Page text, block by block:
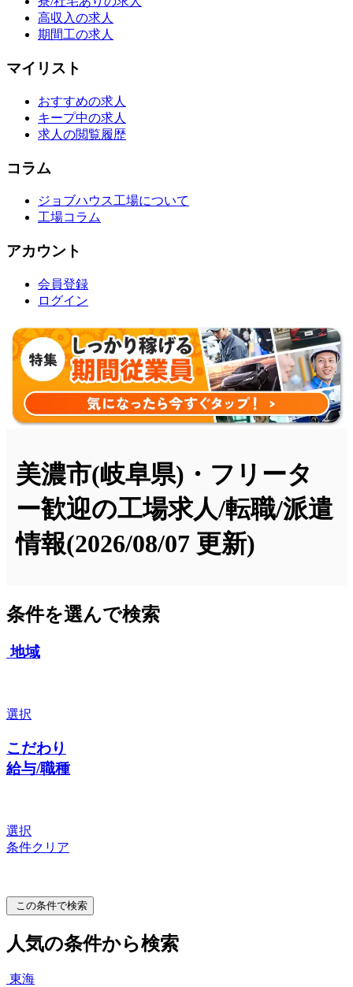
高収入の求人
期間工の求人
マイリスト
おすすめの求人
キープ中の求人
求人の閲覧履歴
コラム
ジョブハウス工場について
工場コラム
アカウント
会員登録
ログイン
美濃市(岐阜県)・フリータ
ー歓迎の工場求人/転職/派遣
情報(2026/08/07 更新)
条件を選んで検索
地域
選択
こだわり
給与/職種
選択
条件クリア
この条件で検索
人気の条件から検索
東海